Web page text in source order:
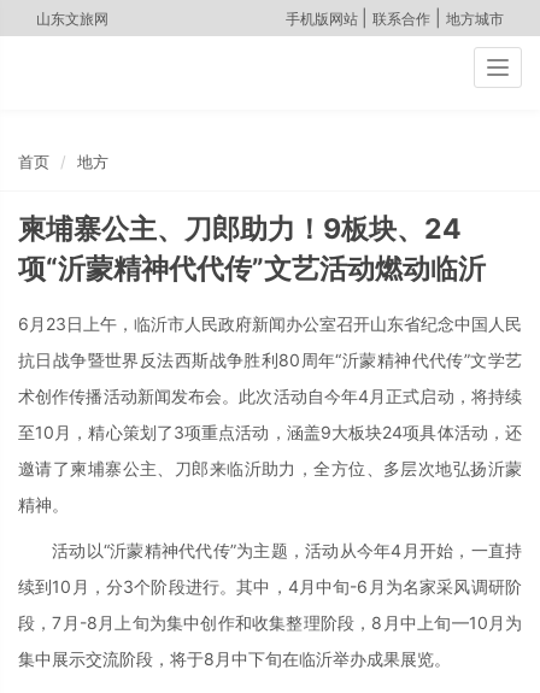
山东文旅网 手机版网站 联系合作 地方城市
首页 地方
柬埔寨公主、刀郎助力！9板块、24
项“沂蒙精神代代传”文艺活动燃动临沂
6月23日上午，临沂市人民政府新闻办公室召开山东省纪念中国人民
抗日战争暨世界反法西斯战争胜利80周年“沂蒙精神代代传”文学艺
术创作传播活动新闻发布会。此次活动自今年4月正式启动，将持续
至10月，精心策划了3项重点活动，涵盖9大板块24项具体活动，还
邀请了柬埔寨公主、刀郎来临沂助力，全方位、多层次地弘扬沂蒙
精神。
活动以“沂蒙精神代代传”为主题，活动从今年4月开始，一直持
续到10月，分3个阶段进行。其中，4月中旬-6月为名家采风调研阶
段，7月-8月上旬为集中创作和收集整理阶段，8月中上旬—10月为
集中展示交流阶段，将于8月中下旬在临沂举办成果展览。